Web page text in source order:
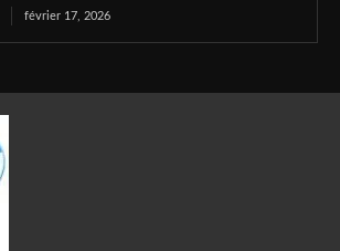
février 17, 2026